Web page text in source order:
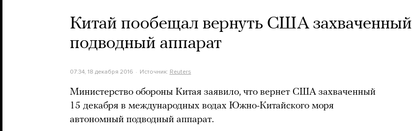
Китай пообещал вернуть США захваченный
подводный аппарат
07:34, 18 декабря 2016 Источник: Reuters
Министерство обороны Китая заявило, что вернет США захваченный
15 декабря в международных водах Южно-Китайского моря
автономный подводный аппарат.